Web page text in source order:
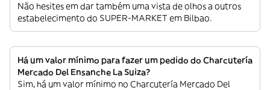
Não hesites em dar também uma vista de olhos a outros
estabelecimento do SUPER-MARKET em Bilbao.
Há um valor mínimo para fazer um pedido do Charcutería
Mercado Del Ensanche La Suiza?
Sim, há um valor mínimo no Charcutería Mercado Del